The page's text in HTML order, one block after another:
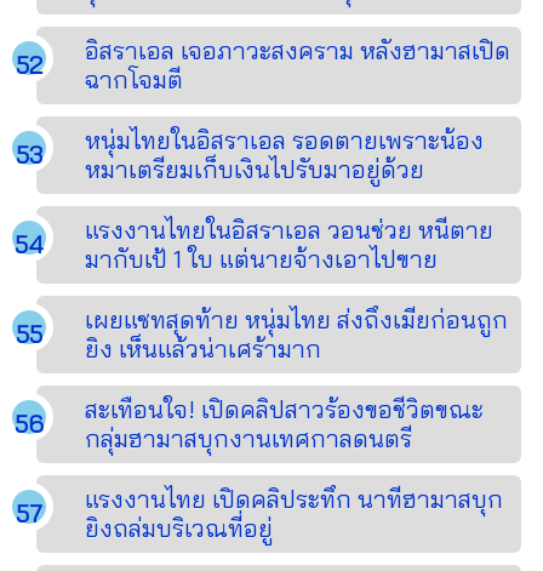
อิสราเอล เจอภาวะสงคราม หลังฮามาสเปิด
ฉากโจมตี
หนุ่มไทยในอิสราเอล รอดตายเพราะน้อง
หมาเตรียมเก็บเงินไปรับมาอยู่ด้วย
แรงงานไทยในอิสราเอล วอนช่วย หนีตาย
มากับเป้ 1 ใบ แต่นายจ้างเอาไปขาย
เผยแชทสุดท้าย หนุ่มไทย ส่งถึงเมียก่อนถูก
ยิง เห็นแล้วน่าเศร้ามาก
สะเทือนใจ! เปิดคลิปสาวร้องขอชีวิตขณะ
กลุ่มฮามาสบุกงานเทศกาลดนตรี
แรงงานไทย เปิดคลิประทึก นาทีฮามาสบุก
ยิงถล่มบริเวณที่อยู่